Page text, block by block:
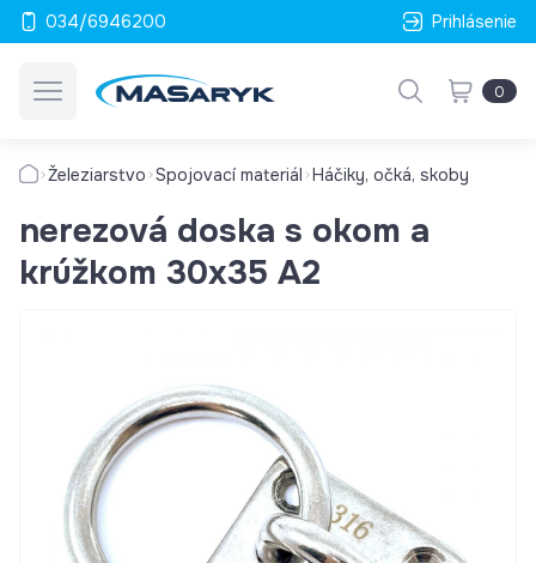
034/6946200 Prihlásenie
0
Železiarstvo Spojovací materiál Háčiky, očká, skoby
nerezová doska s okom a
krúžkom 30x35 A2